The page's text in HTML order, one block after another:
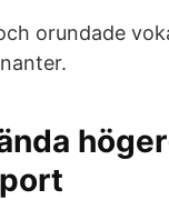
orundade